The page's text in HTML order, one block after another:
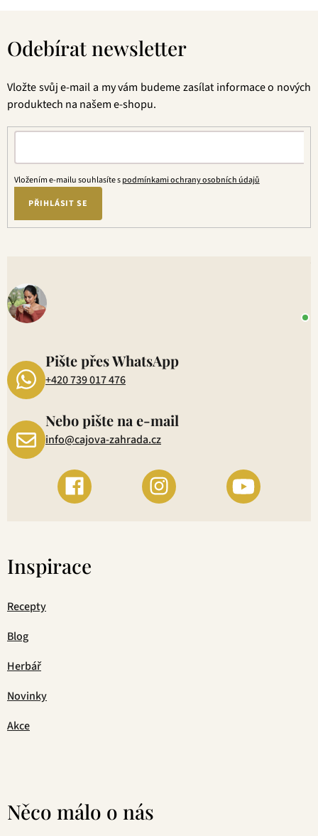
Odebírat newsletter
Vložte svůj e-mail a my vám budeme zasílat informace o nových
produktech na našem e-shopu.
Vložením e-mailu souhlasíte spodmínkami ochrany osobních údajů
PŘIHLÁSIT SE
Pište přes WhatsApp
+420 739 017 476
Nebo pište na e-mail
info@cajova-zahrada.cz
Inspirace
Recepty
Blog
Herbář
Novinky
Akce
Něco málo o nás